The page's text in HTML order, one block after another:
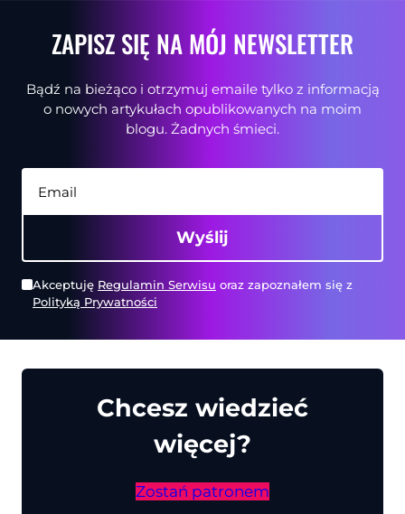
ZAPISZ SIĘ NA MÓJ NEWSLETTER
Bądź na bieżąco i otrzymuj emaile tylko z informacją
o nowych artykułach opublikowanych na moim
blogu. Żadnych śmieci.
Wyślij
Akceptuję Regulamin Serwisu oraz zapoznałem się z
Polityką Prywatności
Chcesz wiedzieć
więcej?
Zostań patronem